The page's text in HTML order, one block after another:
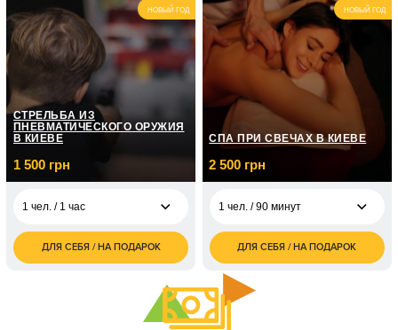
1 чел. / до 1 часа/
боевой калибр
2 чел. / до 1 часа/
боевой калибр
6 000
грн
1 чел. / До 2 часов/ 3
вида оружия
5 000
грн
вида оружия
НОВЫЙ ГОД
СТРЕЛЬБА ИЗ
ПНЕВМАТИЧЕСКОГО ОРУЖИЯ
В КИЕВЕ
1 500 грн
1 чел. / 1 час
1 500
грн
1 800
грн
ДЛЯ СЕБЯ / НА ПОДАРОК
НОВЫЙ ГОД
СПА ПРИ СВЕЧАХ В КИЕВЕ
2 500 грн
1 чел. / 90 минут
2 500
грн
2 чел. / 90 минут
ДЛЯ СЕБЯ / НА ПОДАРОК